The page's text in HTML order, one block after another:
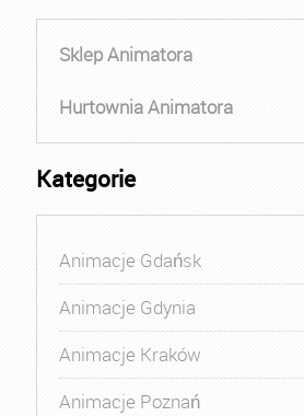
Sklep Animatora
Hurtownia Animatora
Kategorie
Animacje Gdańsk
Animacje Gdynia
Animacje Kraków
Animacje Poznań